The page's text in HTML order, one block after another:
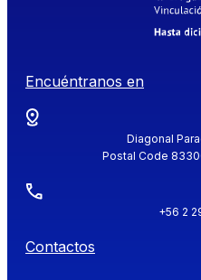
Encuéntranos en
Diagonal
Postal Code
+56 2
Contactos